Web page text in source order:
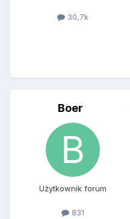
30,7k
Boer
Użytkownik forum
831